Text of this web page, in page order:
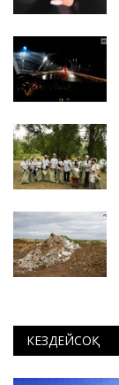
КЕЗДЕЙСОҚ